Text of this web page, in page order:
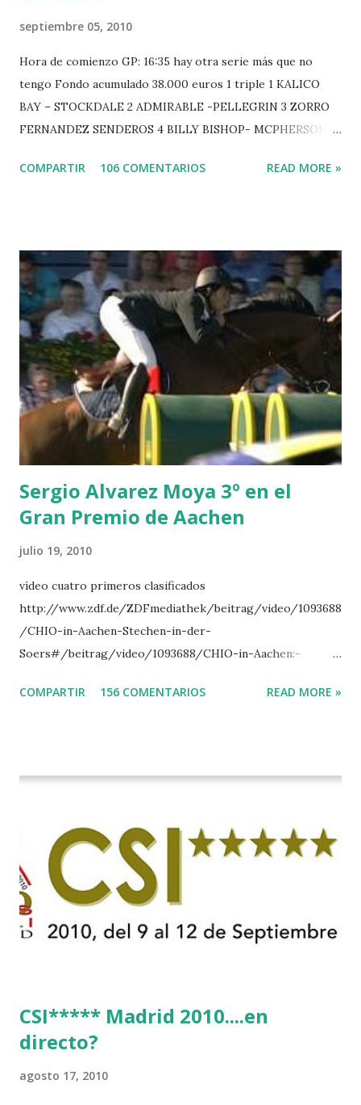
septiembre 05, 2010
Hora de comienzo GP: 16:35 hay otra serie más que no
tengo Fondo acumulado 38.000 euros 1 triple 1 KALICO
BAY – STOCKDALE 2 ADMIRABLE -PELLEGRIN 3 ZORRO
FERNANDEZ SENDEROS 4 BILLY BISHOP- MCPHERSON 5
-EPAILLARD 7 GIG AMAI M WHITAKER 8 SILVANA DU
POWER - MILLAR 5 ARMANIE -VOORN 6 QUERLYBET
HERO -LEJAUNE 7 MO CHROI - O’BRIEN 8 CARMENA Z -
BREEN 9 JALLA DE GAVIERE -RAMZY AL DUHAMI 10
NOVEL -PHILIPPAERTS 3 triple 1 LATE NIGHT -LEVY 2 K
CLUB LADY -O’CONNOR 3 QUICK STUDY - HOUGH 4
LORENZO -AHLMANN 5 L’ESPOIR -GULLIKSEN 6
TOPINAMBOUR -LEPREVOST 7 WISCONSIN 111 -MOYA 8
INTERTOY Z - BRASH 9 HERALD –CORDON 10 SELDANA
DI CAMPALTO -SHARBATLY Vuelta Triunfal... el ganador
del Gran Premio en su vuelta de honor
COMPARTIR 106 COMENTARIOS READ MORE »
Sergio Alvarez Moya 3º en el
Gran Premio de Aachen
julio 19, 2010
vídeo cuatro primeros clasificados
http://www.zdf.de/ZDFmediathek/beitrag/video/1093688
/CHIO-in-Aachen-Stechen-in-der-
Soers#/beitrag/video/1093688/CHIO-in-Aachen:-
COMPARTIR 156 COMENTARIOS READ MORE »
CSI***** Madrid 2010....en
directo?
agosto 17, 2010